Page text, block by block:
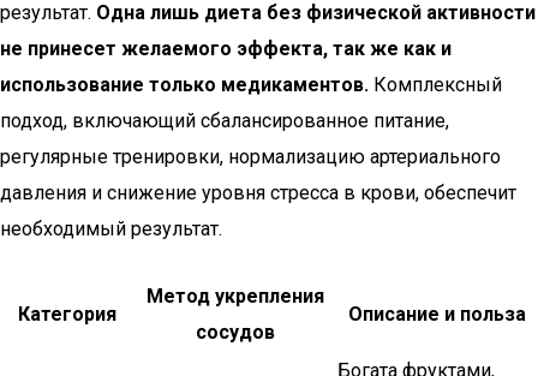
результат. Одна лишь диета без физической активности
не принесет желаемого эффекта, так же как и
использование только медикаментов. Комплексный
подход, включающий сбалансированное питание,
регулярные тренировки, нормализацию артериального
давления и снижение уровня стресса в крови, обеспечит
необходимый результат.
Категория
Метод укрепления
сосудов
Описание и польза
Богата фруктами,